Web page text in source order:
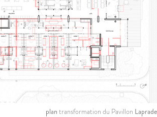
plan transformation du Pavillon Laprade